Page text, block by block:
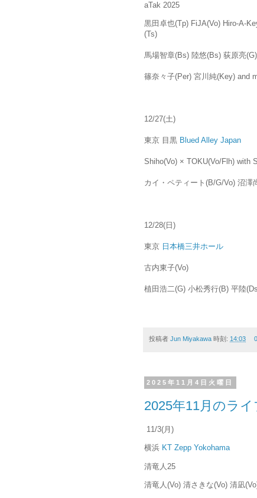
aTak 2025
黒田卓也(Tp) FiJA(Vo) Hiro-A-
(Ts)
馬場智章(Bs) 陸悠(Bs) 荻原亮
篠奈々子(Per) 宮川純(Key) and
12/27(土)
東京 目黒 Blued Alley Japan
Shiho(Vo) × TOKU(Vo/Flh) with
カイ・ペティート(B/G/Vo) 沼澤
12/28(日)
東京 日本橋三井ホール
古内東子(Vo)
植田浩二(G) 小松秀行(B) 平陸
投稿者 Jun Miyakawa 時刻: 14:03
2025年11月4日火曜日
2025年11月のラ
11/3(月)
横浜 KT Zepp Yokohama
清竜人25
清竜人(Vo) 清さきな(Vo) 清凪